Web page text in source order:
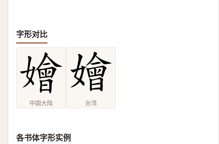
字形对比
中国大陆 台湾
各书体字形实例